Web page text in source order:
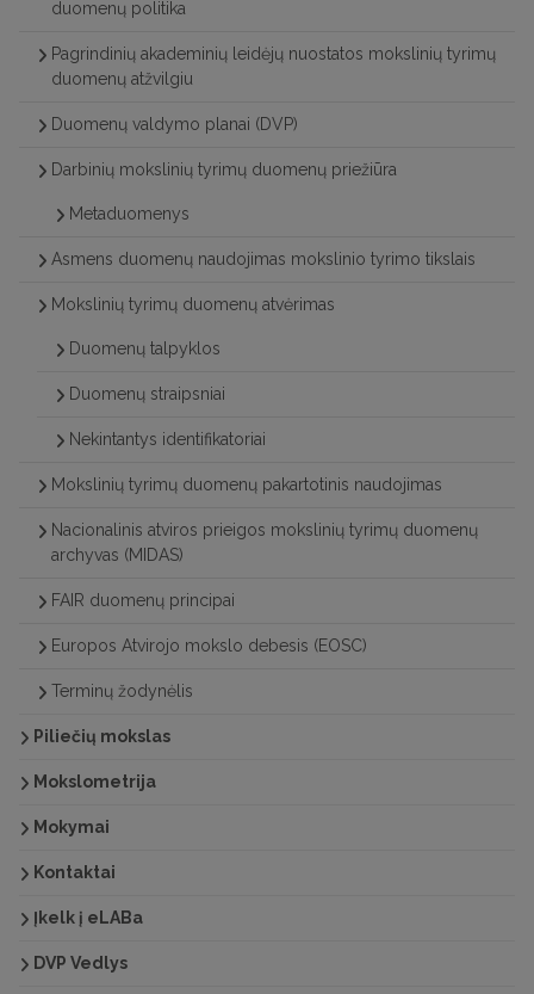
duomenų politika
Pagrindinių akademinių leidėjų nuostatos mokslinių tyrimų
duomenų atžvilgiu
Duomenų valdymo planai (DVP)
Darbinių mokslinių tyrimų duomenų priežiūra
Metaduomenys
Asmens duomenų naudojimas mokslinio tyrimo tikslais
Mokslinių tyrimų duomenų atvėrimas
Duomenų talpyklos
Duomenų straipsniai
Nekintantys identifikatoriai
Mokslinių tyrimų duomenų pakartotinis naudojimas
Nacionalinis atviros prieigos mokslinių tyrimų duomenų
archyvas (MIDAS)
FAIR duomenų principai
Europos Atvirojo mokslo debesis (EOSC)
Terminų žodynėlis
Piliečių mokslas
Mokslometrija
Mokymai
Kontaktai
Įkelk į eLABa
DVP Vedlys